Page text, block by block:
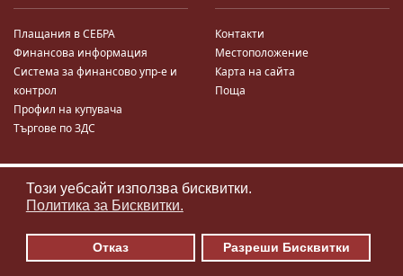
Този уебсайт използва бисквитки.
Политика за Бисквитки.
Отказ Разреши Бисквитки
Плащания в СЕБРА
Финансова информация
Система за финансово упр-е и
контрол
Профил на купувача
Търгове по ЗДС
Контакти
Местоположение
Карта на сайта
Поща